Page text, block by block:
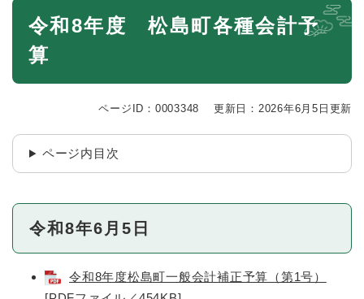
本
令和8年度 松島町各種会計予
算
ページID：0003348 更新日：2026年6月5日更新
ページ内目次
令和8年6月5日
令和8年度松島町一般会計補正予算（第1号）